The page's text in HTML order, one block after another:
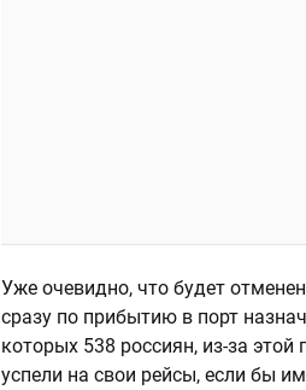
Уже очевидно, что будет
сразу по прибытию в порт
которых 538 россиян, из-за
успели на свои рейсы, если бы